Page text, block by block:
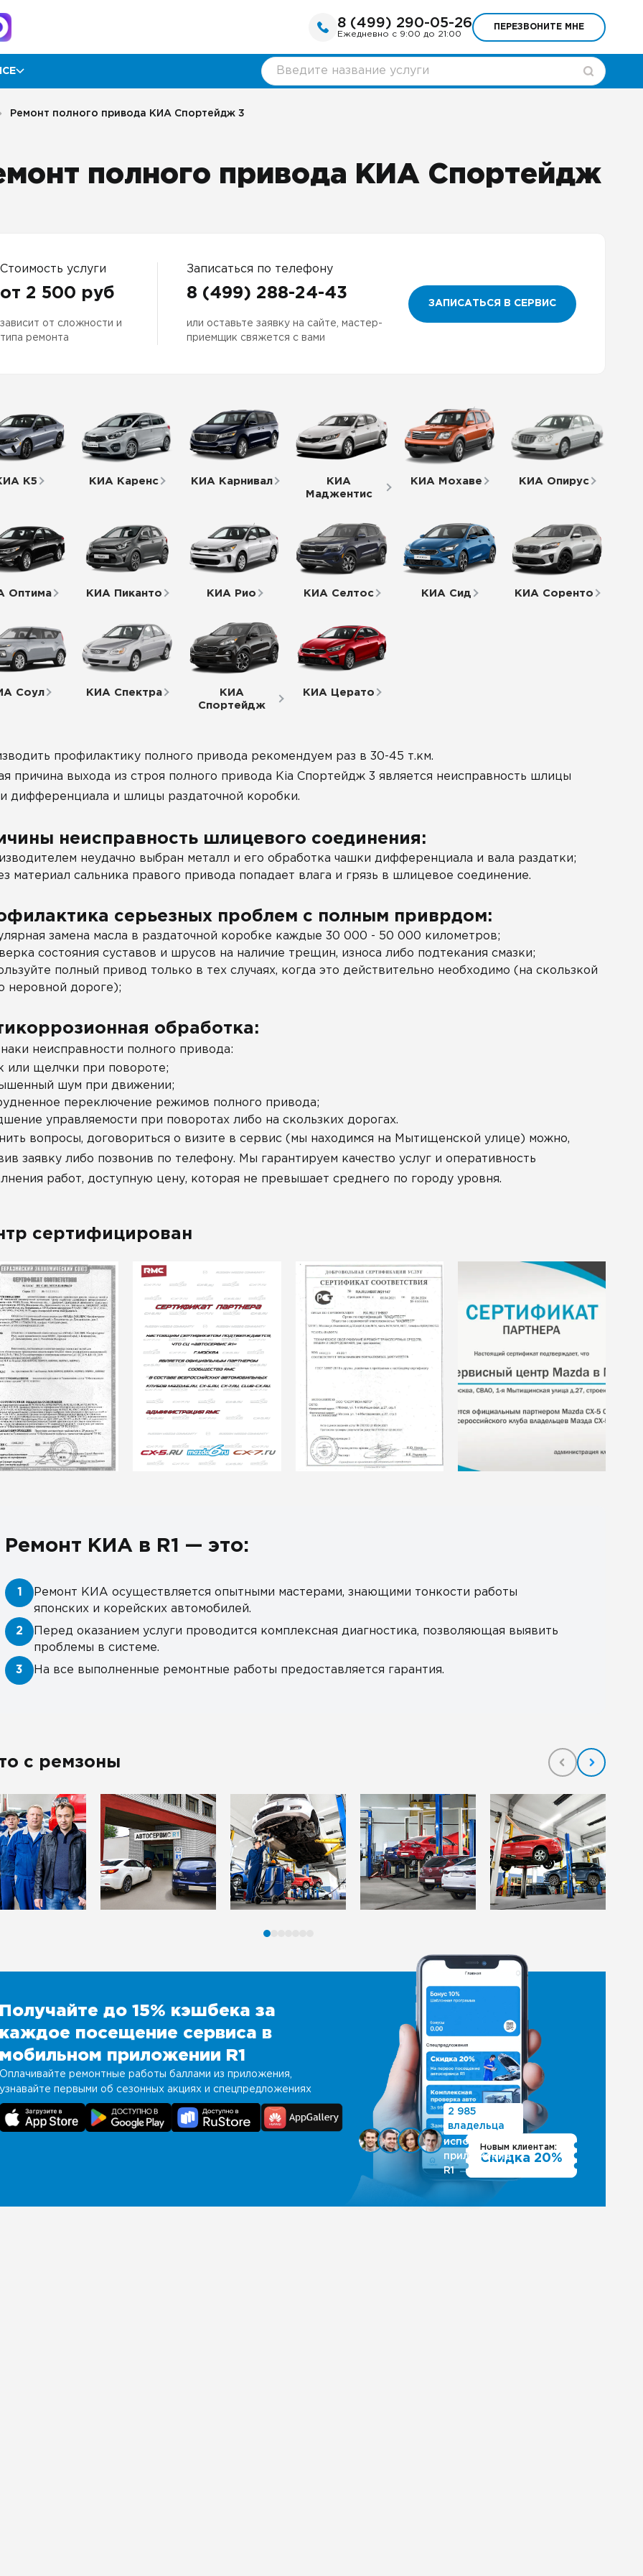
8 (499) 290-05-26
Ежедневно с 9:00 до 21:00
ПЕРЕЗВОНИТЕ МНЕ
лояльности
клиентам
мазда
мазда в москве
команда
Ремонт полного привода КИА Спортейдж 3
полного привода КИА Спортейдж
Стоимость услуги
от 2 500 руб
зависит от сложности и
типа ремонта
Записаться по телефону
8 (499) 288-24-43
или оставьте заявку на сайте, мастер-
приемщик свяжется с вами
ЗАПИСАТЬСЯ В СЕРВИС
К5 КИА Каренс КИА Карнивал
КИА
Маджентис
КИА Мохаве КИА Опирус
Оптима КИА Пиканто КИА Рио КИА Селтос КИА Сид КИА Соренто
Соул КИА Спектра
КИА
Спортейдж
КИА Церато
профилактику полного привода рекомендуем раз в 30-45 т.км.
причина выхода из строя полного привода Kia Спортейдж 3 является неисправность шлицы
дифференциала и шлицы раздаточной коробки.
неисправность шлицевого соединения:
неудачно выбран металл и его обработка чашки дифференциала и вала раздатки;
материал сальника правого привода попадает влага и грязь в шлицевое соединение.
серьезных проблем с полным приврдом:
замена масла в раздаточной коробке каждые 30 000 - 50 000 километров;
состояния суставов и шрусов на наличие трещин, износа либо подтекания смазки;
полный привод только в тех случаях, когда это действительно необходимо (на скользкой
неровной дороге);
обработка:
неисправности полного привода:
или щелчки при повороте;
шум при движении;
переключение режимов полного привода;
управляемости при поворотах либо на скользких дорогах.
вопросы, договориться о визите в сервис (мы находимся на Мытищенской улице) можно,
заявку либо позвонив по телефону. Мы гарантируем качество услуг и оперативность
работ, доступную цену, которая не превышает среднего по городу уровня.
сертифицирован
Ремонт КИА в R1 — это:
1
Ремонт КИА осуществляется опытными мастерами, знающими тонкости работы
японских и корейских автомобилей.
2
Перед оказанием услуги проводится комплексная диагностика, позволяющая выявить
проблемы в системе.
3 На все выполненные ремонтные работы предоставляется гарантия.
с ремзоны
Получайте до 15% кэшбека за
каждое посещение сервиса в
мобильном приложении R1
Оплачивайте ремонтные работы баллами из приложения,
узнавайте первыми об сезонных акциях и спецпредложениях
Новым клиентам:
Скидка 20%
2 985
владельца
используют
приложение
R1